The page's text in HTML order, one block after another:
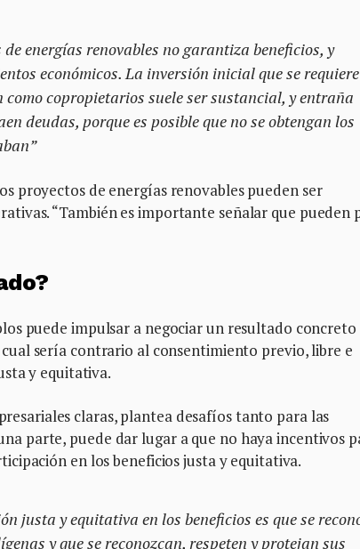
energías renovables no garantiza beneficios, y
económicos. La inversión inicial que se requiere
copropietarios suele ser sustancial, y entraña
deudas, porque es posible que no se obtengan los
proyectos de energías renovables pueden ser
“También es importante señalar que pueden
puede impulsar a negociar un resultado concreto
sería contrario al consentimiento previo, libre e
y equitativa.
claras, plantea desafíos tanto para las
parte, puede dar lugar a que no haya incentivos
en los beneficios justa y equitativa.
justa y equitativa en los beneficios es que se
y que se reconozcan, respeten y protejan sus